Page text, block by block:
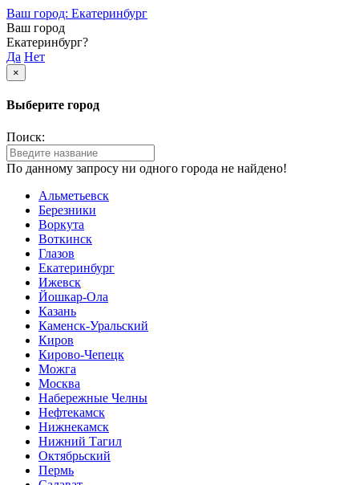
Ваш город: Екатеринбург
Ваш город
Екатеринбург?
Да Нет
×
Выберите город
Поиск:
По данному запросу ни одного города не найдено!
Альметьевск
Березники
Воркута
Воткинск
Глазов
Екатеринбург
Ижевск
Йошкар-Ола
Казань
Каменск-Уральский
Киров
Кирово-Чепецк
Можга
Москва
Набережные Челны
Нефтекамск
Нижнекамск
Нижний Тагил
Октябрьский
Пермь